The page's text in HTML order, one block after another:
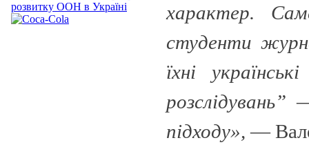
характер.
студенти
їхні
підходу»,—